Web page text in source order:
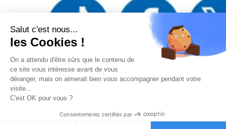
Mentions légales–Politique de confidentialité
des cookies–Remboursements/ Retours – Conditions
générales d’utilisation
“Ce site a été financé à l’aide du FEDER (REACT-UE) dans le
cadre de la réponse de l’Union européenne à la pandémie
COVID-19. L’Europe s’engage à La Réunion”
Téléchargez nos conditions générales de vente
Salut c'est nous...
les Cookies !
On a attendu d'être sûrs que le contenu de
ce site vous intéresse avant de vous
déranger, mais on aimerait bien vous accompagner pendant votre
visite...
C'est OK pour vous ?
Consentements certifiés par